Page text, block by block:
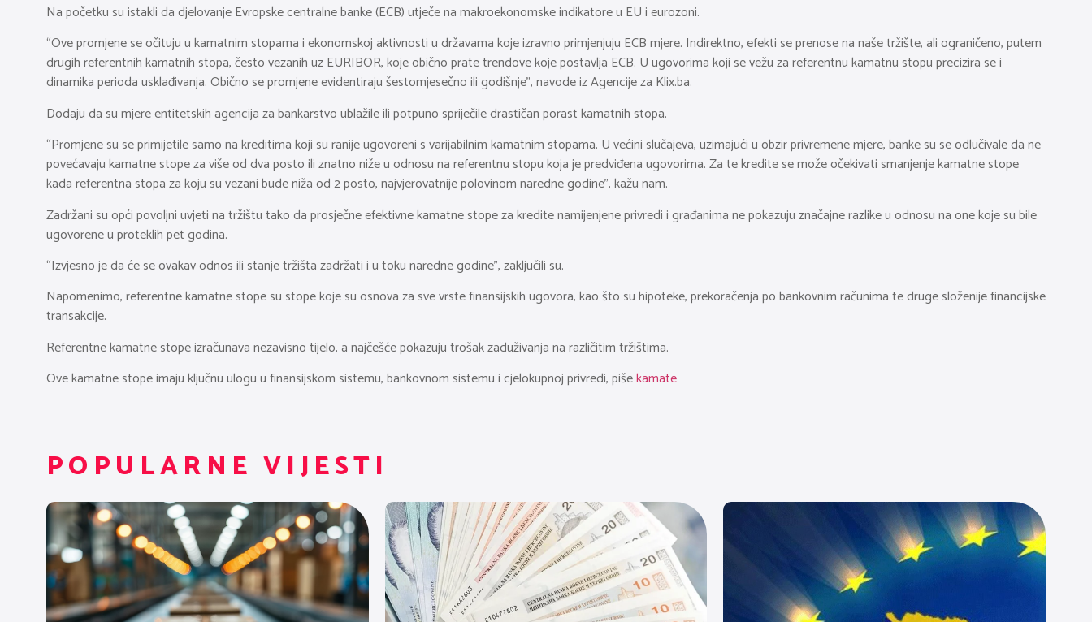
Na početku su istakli da djelovanje Evropske centralne banke (ECB) utječe na makroekonomske indikatore u EU i eurozoni.
“Ove promjene se očituju u kamatnim stopama i ekonomskoj aktivnosti u državama koje izravno primjenjuju ECB mjere. Indirektno, efekti se prenose na naše tržište, ali ograničeno, putem
drugih referentnih kamatnih stopa, često vezanih uz EURIBOR, koje obično prate trendove koje postavlja ECB. U ugovorima koji se vežu za referentnu kamatnu stopu precizira se i
dinamika perioda usklađivanja. Obično se promjene evidentiraju šestomjesečno ili godišnje”, navode iz Agencije za Klix.ba.
Dodaju da su mjere entitetskih agencija za bankarstvo ublažile ili potpuno spriječile drastičan porast kamatnih stopa.
“Promjene su se primijetile samo na kreditima koji su ranije ugovoreni s varijabilnim kamatnim stopama. U većini slučajeva, uzimajući u obzir privremene mjere, banke su se odlučivale da ne
povećavaju kamatne stope za više od dva posto ili znatno niže u odnosu na referentnu stopu koja je predviđena ugovorima. Za te kredite se može očekivati smanjenje kamatne stope
kada referentna stopa za koju su vezani bude niža od 2 posto, najvjerovatnije polovinom naredne godine”, kažu nam.
Zadržani su opći povoljni uvjeti na tržištu tako da prosječne efektivne kamatne stope za kredite namijenjene privredi i građanima ne pokazuju značajne razlike u odnosu na one koje su bile
ugovorene u proteklih pet godina.
“Izvjesno je da će se ovakav odnos ili stanje tržišta zadržati i u toku naredne godine”, zaključili su.
Napomenimo, referentne kamatne stope su stope koje su osnova za sve vrste finansijskih ugovora, kao što su hipoteke, prekoračenja po bankovnim računima te druge složenije financijske
transakcije.
Referentne kamatne stope izračunava nezavisno tijelo, a najčešće pokazuju trošak zaduživanja na različitim tržištima.
Ove kamatne stope imaju ključnu ulogu u finansijskom sistemu, bankovnom sistemu i cjelokupnoj privredi, pišekamate
POPULARNE VIJESTI